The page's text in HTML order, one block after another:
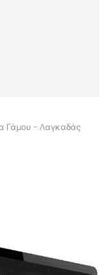
Γάμου - Λαγκαδάς